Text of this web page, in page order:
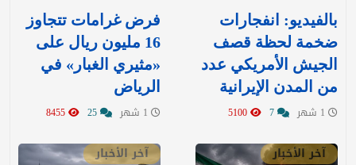
بالفيديو: انفجارات
ضخمة لحظة قصف
الجيش الأمريكي عدد
من المدن الإيرانية
‏فرض غرامات تتجاوز
16 مليون ريال على
«مثيري الغبار» في
الرياض
آخر الأخبار آخر الأخبار